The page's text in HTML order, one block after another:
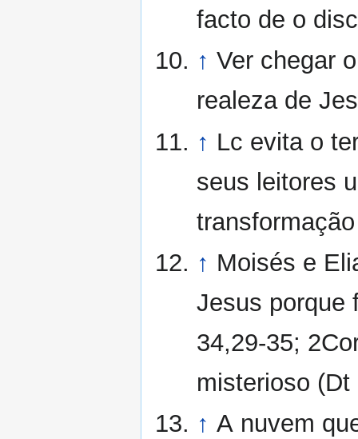
facto de o
↑ Ver chegar
realeza de
↑ Lc evita o
seus leitores
↑ Moisés e
Jesus porque
34,29-35;
misterioso
↑ A nuvem